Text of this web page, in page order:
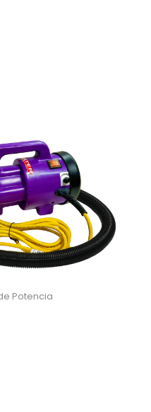
Potencia
$358,000.00.